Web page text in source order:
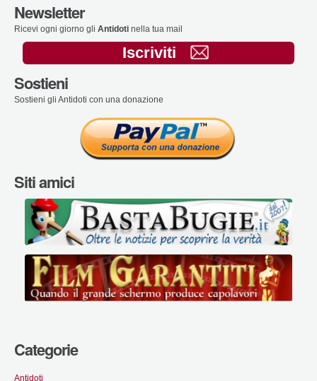
Newsletter
Ricevi ogni giorno gli Antidoti nella tua mail
Iscriviti
Sostieni
Sostieni gli Antidoti con una donazione
Siti amici
Categorie
Antidoti